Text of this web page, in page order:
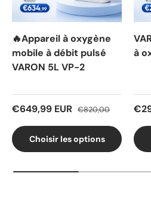
🔥Appareil à oxygène
mobile à débit pulsé
VARON 5L VP-2
€649,99 EUR €820,00
Choisir les options
à